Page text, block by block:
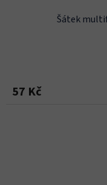
Šátek
57 Kč